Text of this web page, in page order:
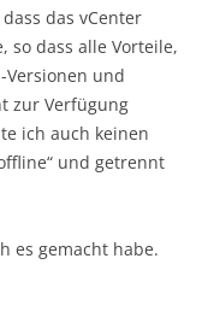
das vCenter
so dass alle Vorteile,
Versionen und
zur Verfügung
ich auch keinen
und getrennt
es gemacht habe.